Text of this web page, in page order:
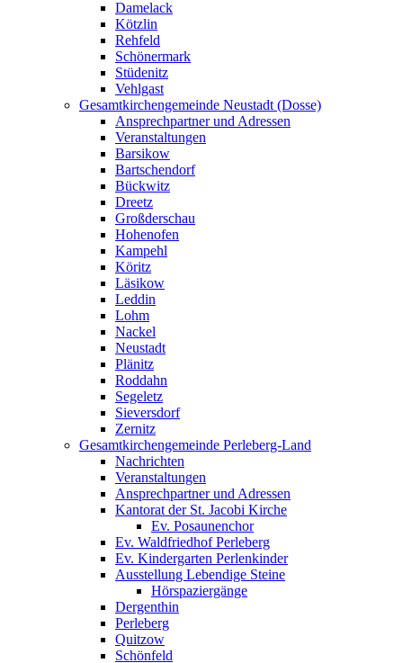
Damelack
Kötzlin
Rehfeld
Schönermark
Stüdenitz
Vehlgast
Gesamtkirchengemeinde Neustadt (Dosse)
Ansprechpartner und Adressen
Veranstaltungen
Barsikow
Bartschendorf
Bückwitz
Dreetz
Großderschau
Hohenofen
Kampehl
Köritz
Läsikow
Leddin
Lohm
Nackel
Neustadt
Plänitz
Roddahn
Segeletz
Sieversdorf
Zernitz
Gesamtkirchengemeinde Perleberg-Land
Nachrichten
Veranstaltungen
Ansprechpartner und Adressen
Kantorat der St. Jacobi Kirche
Ev. Posaunenchor
Ev. Waldfriedhof Perleberg
Ev. Kindergarten Perlenkinder
Ausstellung Lebendige Steine
Hörspaziergänge
Dergenthin
Perleberg
Quitzow
Schönfeld